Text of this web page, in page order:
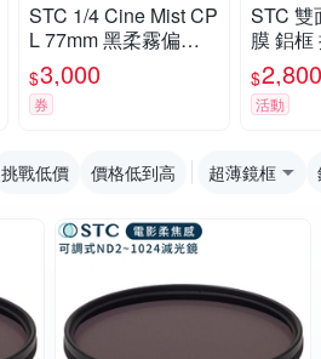
STC 1/4 Cine Mist CP
L 77mm 黑柔霧偏光
鏡 (公司貨)
$3,000
券
STC 雙
膜 鋁框
86mm
$2,800
活動
挑戰低價 價格低到高 超薄鏡框